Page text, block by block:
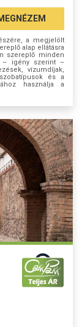
a megjelölt
alap ellátásra
szereplő minden
– igény szerint –
vízumdíjak,
és a
használja a